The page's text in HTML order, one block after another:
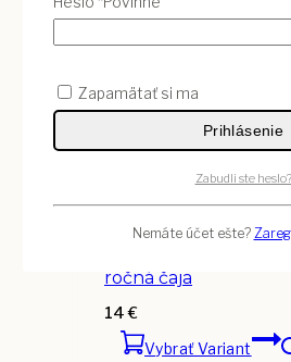
Vybrať Variant
ročná čaja
14€
Vybrať Variant
Zapamätať si ma
Prihlásenie
Zabudli ste heslo?
Nemáte účet ešte?